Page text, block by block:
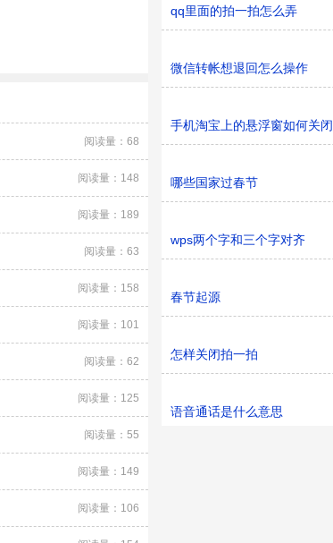
阅读量：68
阅读量：148
阅读量：189
阅读量：63
阅读量：158
阅读量：101
阅读量：62
阅读量：125
阅读量：55
阅读量：149
阅读量：106
qq里面的拍一拍怎么弄
微信转帐想退回怎么操作
手机淘宝上的悬浮窗如何关闭
哪些国家过春节
wps两个字和三个字对齐
春节起源
怎样关闭拍一拍
语音通话是什么意思